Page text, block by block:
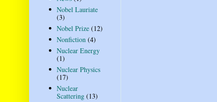
Nobel Lauriate
(3)
Nobel Prize (12)
Nonfiction (4)
Nuclear Energy
(1)
Nuclear Physics
(17)
Nuclear
Scattering (13)